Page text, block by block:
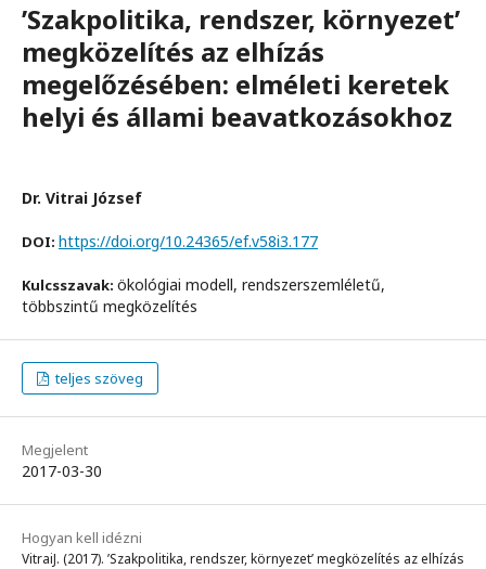
’Szakpolitika, rendszer, környezet’
megközelítés az elhízás
megelőzésében: elméleti keretek
helyi és állami beavatkozásokhoz
Dr. Vitrai József
DOI: https://doi.org/10.24365/ef.v58i3.177
Kulcsszavak: ökológiai modell, rendszerszemléletű,
többszintű megközelítés
teljes szöveg
Megjelent
2017-03-30
Hogyan kell idézni
VitraiJ. (2017). ’Szakpolitika, rendszer, környezet’ megközelítés az elhízás